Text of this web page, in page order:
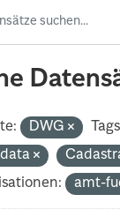
DWG
amt-